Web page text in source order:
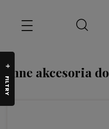
FILTRY
Inne akcesoria